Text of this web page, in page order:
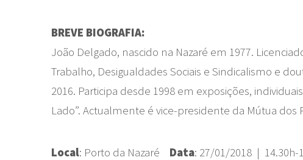
BREVE BIOGRAFIA:
João Delgado, nascido na Nazaré em 1977.
Trabalho, Desigualdades Sociais e Sindicalismo e
2016. Participa desde 1998 em exposições,
Lado”. Actualmente é vice-presidente da Mútua dos
Local: Porto da Nazaré Data: 27/01/2018 | 14.30h-